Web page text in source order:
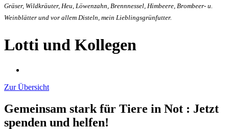
Gräser, Wildkräuter, Heu, Löwenzahn, Brennnessel, Himbeere, Brombeer- u.
Weinblätter und vor allem Disteln, mein Lieblingsgrünfutter.
Lotti und Kollegen
Zur Übersicht
Gemeinsam stark für Tiere in Not : Jetzt
spenden und helfen!